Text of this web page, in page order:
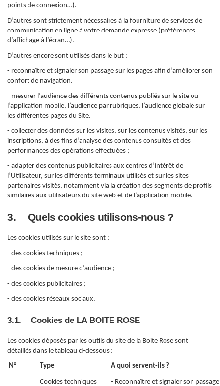
points de connexion…).
D’autres sont strictement nécessaires à la fourniture de services de
communication en ligne à votre demande expresse (préférences
d’affichage à l’écran…).
D’autres encore sont utilisés dans le but :
- reconnaître et signaler son passage sur les pages afin d’améliorer son
confort de navigation.
- mesurer l’audience des différents contenus publiés sur le site ou
l’application mobile, l’audience par rubriques, l’audience globale sur
les différentes pages du Site.
- collecter des données sur les visites, sur les contenus visités, sur les
inscriptions, à des fins d’analyse des contenus consultés et des
performances des opérations effectuées ;
- adapter des contenus publicitaires aux centres d’intérêt de
l’Utilisateur, sur les différents terminaux utilisés et sur les sites
partenaires visités, notamment via la création des segments de profils
similaires aux utilisateurs du site web et de l’application mobile.
3. Quels cookies utilisons-nous ?
Les cookies utilisés sur le site sont :
- des cookies techniques ;
- des cookies de mesure d’audience ;
- des cookies publicitaires ;
- des cookies réseaux sociaux.
3.1. Cookies de LA BOITE ROSE
Les cookies déposés par les outils du site de la Boite Rose sont
détaillés dans le tableau ci-dessous :
N° Type A quoi servent-ils ?
Cookies techniques
- Reconnaître et signaler son